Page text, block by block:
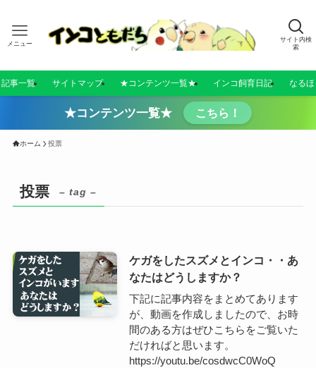
サイト内検
索
メニュー
事一覧 サイトマップ ★コンテンツ一覧★ インコ飼育日記 なる
★コンテンツ一覧★ こちら！
ホーム 投票
投票 – tag –
ケガをしたスズメとインコ・・あ
なたはどうしますか？
下記に記事内容をまとめてあります
が、動画を作成しましたので、お時
間のある方はぜひこちらをご覧いた
だければと思います。
https://youtu.be/cosdwcC0WoQ